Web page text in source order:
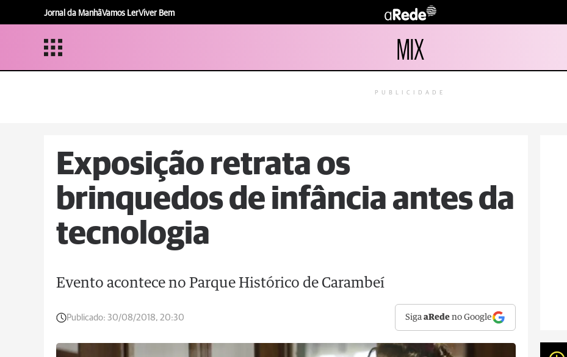
Jornal da ManhãVamos LerViver Bem
MIX
PUBLICIDADE
Exposição retrata os
brinquedos de infância antes da
tecnologia
Evento acontece no Parque Histórico de Carambeí
Publicado: 30/08/2018, 20:30 SigaaRede no Google